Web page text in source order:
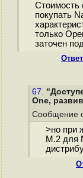
Стоимость
покупать
только
заточен
67.
One,
Сообщение
>но при
M.2 для